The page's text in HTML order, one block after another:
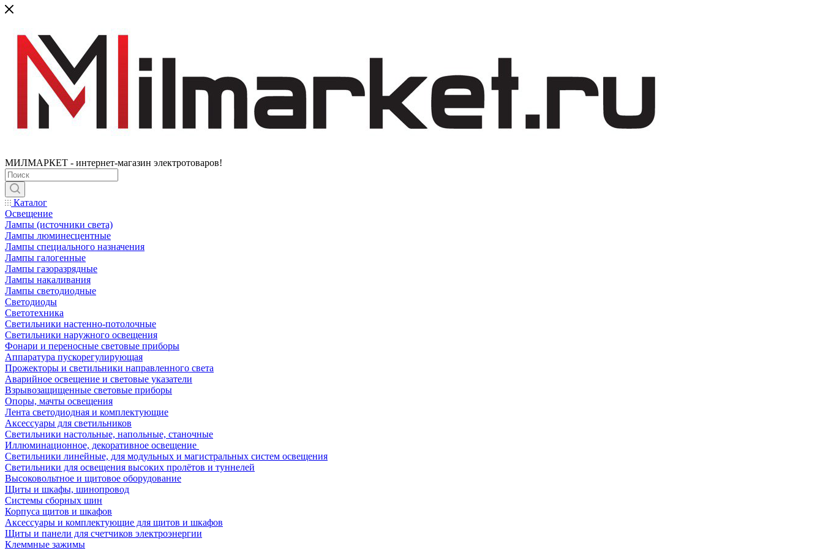
МИЛМАРКЕТ - интернет-магазин электротоваров!
Каталог
Освещение
Лампы (источники света)
Лампы люминесцентные
Лампы специального назначения
Лампы галогенные
Лампы газоразрядные
Лампы накаливания
Лампы светодиодные
Светодиоды
Светотехника
Светильники настенно-потолочные
Светильники наружного освещения
Фонари и переносные световые приборы
Аппаратура пускорегулирующая
Прожекторы и светильники направленного света
Аварийное освещение и световые указатели
Взрывозащищенные световые приборы
Опоры, мачты освещения
Лента светодиодная и комплектующие
Аксессуары для светильников
Светильники настольные, напольные, станочные
Иллюминационное, декоративное освещение
Светильники линейные, для модульных и магистральных систем освещения
Светильники для освещения высоких пролётов и туннелей
Высоковольтное и щитовое оборудование
Щиты и шкафы, шинопровод
Системы сборных шин
Корпуса щитов и шкафов
Аксессуары и комплектующие для щитов и шкафов
Щиты и панели для счетчиков электроэнергии
Клеммные зажимы